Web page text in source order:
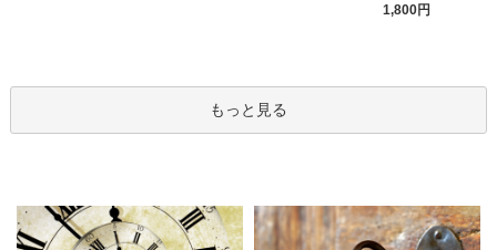
1,800円
もっと見る